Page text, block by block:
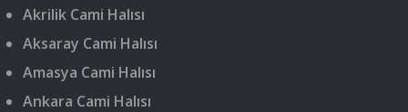
Akrilik Cami Halısı
Aksaray Cami Halısı
Amasya Cami Halısı
Ankara Cami Halısı